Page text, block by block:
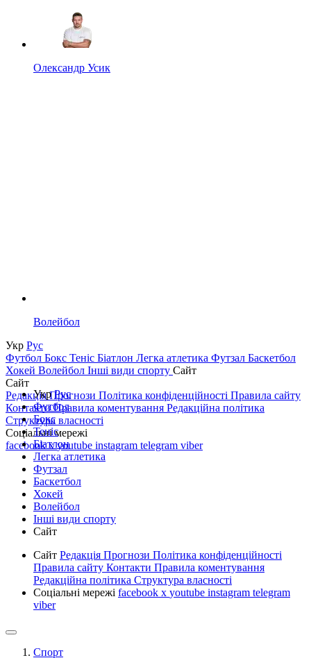
Олександр Усик
Волейбол
Укр Рус
Футбол Бокс Теніс Біатлон Легка атлетика Футзал Баскетбол
Хокей Волейбол Інші види спорту Сайт
Сайт
РедакціяПрогнози Політика конфіденційності Правила сайту
КонтактиПравила коментування Редакційна політика
Структура власності
Соціальні мережі
facebookxyoutube instagram telegram viber
УкрРус
Футбол
Бокс
Теніс
Біатлон
Легка атлетика
Футзал
Баскетбол
Хокей
Волейбол
Інші види спорту
Сайт
Сайт Редакція Прогнози Політика конфіденційності
Правила сайту Контакти Правила коментування
Редакційна політика Структура власності
Соціальні мережі facebook x youtube instagram telegram
viber
Спорт